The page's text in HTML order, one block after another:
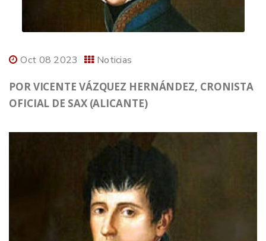
Oct 08 2023 Noticias
POR VICENTE VÁZQUEZ HERNÁNDEZ, CRONISTA
OFICIAL DE SAX (ALICANTE)